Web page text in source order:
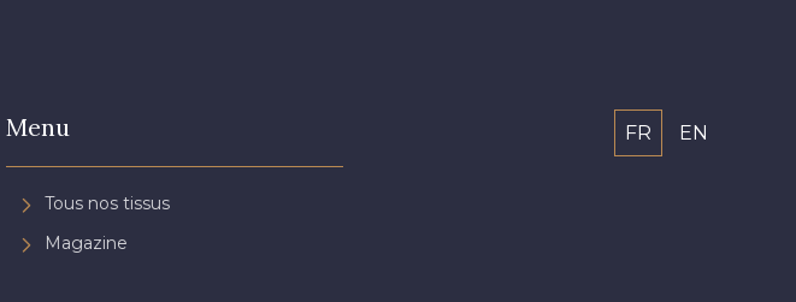
Menu
Tous nos tissus
Magazine
FR EN